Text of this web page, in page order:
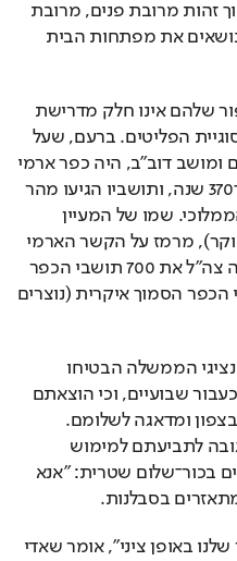
מג"בניק בחופשה. כולם חיים בתוך זהות מרובת פנים, מרובת
זיכרונות. כבר שלושה דורות הם נושאים את מפתחות הבית
אבל, הם מבקשים להדגיש, הסיפור שלהם אינו חלק מדרישת
השיבה הפלשתינית או מהדיון בסוגיית הפליטים. ברעם, שעל
אדמותיו יושבים היום קיבוץ ברעם ומושב דוב"ב, היה כפר ארמי
נוצרי שהתקיים במקום במשך כ־370 שנה, ותושביו הגיעו מהר
לבנון לאחר התנכלויות השלטון הממלוכי. שמו של המעיין
הסמוך לכפר, "עין צפרא" (עין הבוקר), מרמז על הקשר הארמי
למקום. במלחמת העצמאות פינה צה"ל את 700 תושבי הכפר
למחנה זמני בגוש חלב. 500 אנשי הכפר הסמוך איקרית (נוצרים
אורתודוקסים) פונו לכפר ראמה. נציגי הממשלה הבטיחו
למפונים כי יוכלו לשוב לכפריהם כעבור שבועיים, וכי הוצאתם
נובעת מהמצב הביטחוני הרעוע בצפון ומדאגה לשלומם.
תשעה חודשים מאוחר יותר, בתגובה לתביעתם למימוש
ההבטחה, כתב להם שר המיעוטים בכור־שלום שטרית: "אנא
בסבלנות.
"הפלשתינים מנצלים את הסיפור שלנו באופן ציני", אומר שאדי